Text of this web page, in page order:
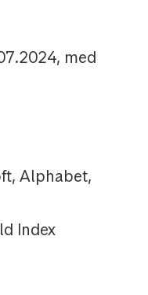
med
Alphabet,
Index